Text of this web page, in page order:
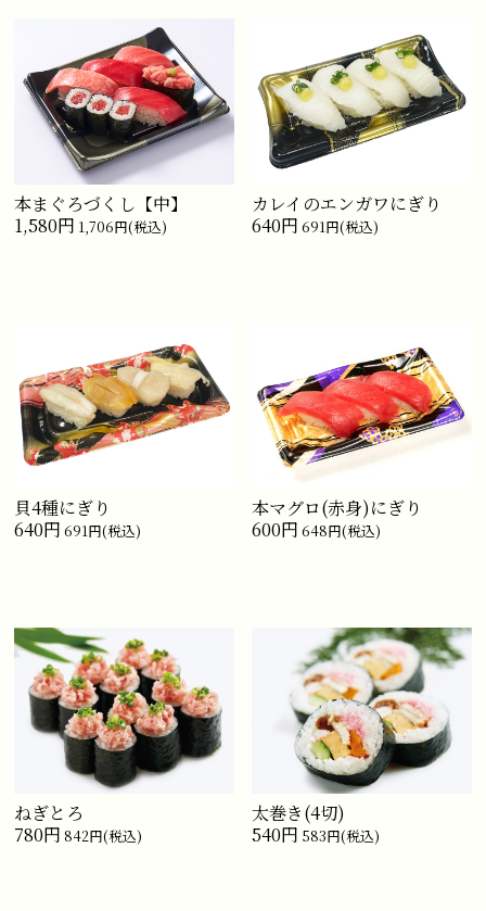
本まぐろづくし【中】
1,580円 1,706円(税込)
カレイのエンガワにぎり
640円 691円(税込)
貝4種にぎり
640円 691円(税込)
本マグロ(赤身)にぎり
600円 648円(税込)
ねぎとろ
780円 842円(税込)
太巻き(4切)
540円 583円(税込)